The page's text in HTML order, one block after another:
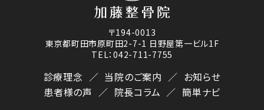
〒194-0013
東京都町田市原町田2-7-1 日野屋第一ビル1F
TEL：042-711-7755
診療理念 当院のご案内
お知らせ
患者様の声
院長コラム 簡単ナビ